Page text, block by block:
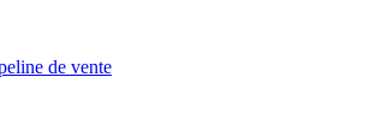
de vente